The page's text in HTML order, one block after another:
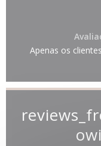
Apenas os